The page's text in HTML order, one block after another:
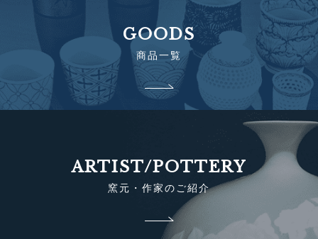
GOODS
商品一覧
ARTIST/POTTERY
窯元・作家のご紹介